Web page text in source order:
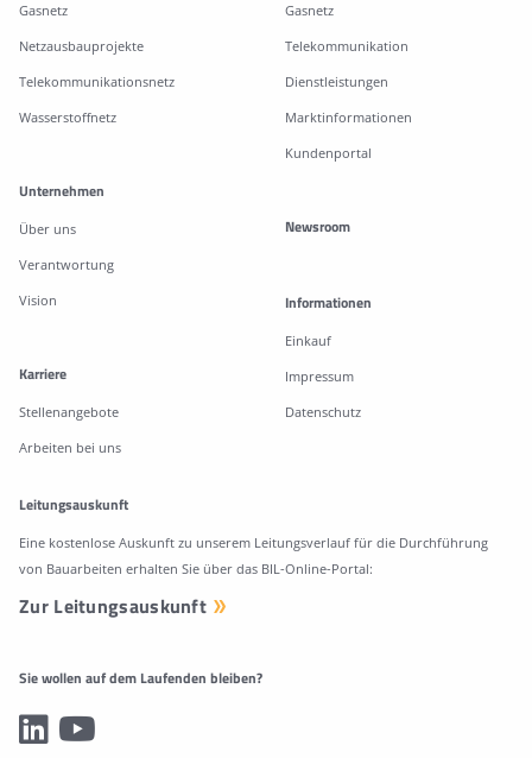
Gasnetz
Netzausbauprojekte
Telekommunikationsnetz
Wasserstoffnetz
Gasnetz
Telekommunikation
Dienstleistungen
Marktinformationen
Kundenportal
Unternehmen
Über uns
Verantwortung
Vision
Karriere
Stellenangebote
Arbeiten bei uns
Newsroom
Informationen
Einkauf
Impressum
Datenschutz
Leitungsauskunft
Eine kostenlose Auskunft zu unserem Leitungsverlauf für die Durchführung
von Bauarbeiten erhalten Sie über das BIL-Online-Portal:
Zur Leitungsauskunft
Sie wollen auf dem Laufenden bleiben?